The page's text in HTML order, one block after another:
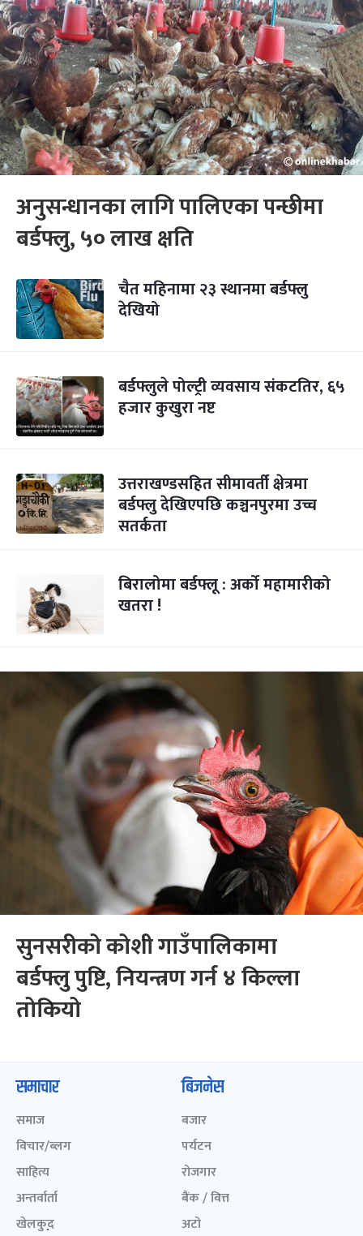
अनुसन्धानका लागि पालिएका पन्छीमा
बर्डफ्लु, ५० लाख क्षति
चैत महिनामा २३ स्थानमा बर्डफ्लु
देखियो
बर्डफ्लुले पोल्ट्री व्यवसाय संकटतिर, ६५
हजार कुखुरा नष्ट
उत्तराखण्डसहित सीमावर्ती क्षेत्रमा
बर्डफ्लु देखिएपछि कञ्चनपुरमा उच्च
सतर्कता
बिरालोमा बर्डफ्लू : अर्को महामारीको
खतरा !
सुनसरीको कोशी गाउँपालिकामा
बर्डफ्लु पुष्टि, नियन्त्रण गर्न ४ किल्ला
तोकियो
समाचार
समाज
विचार/ब्लग
साहित्य
अन्तर्वार्ता
खेलकुद़़
बिजनेस
बजार
पर्यटन
रोजगार
बैंक / वित्त
अटो